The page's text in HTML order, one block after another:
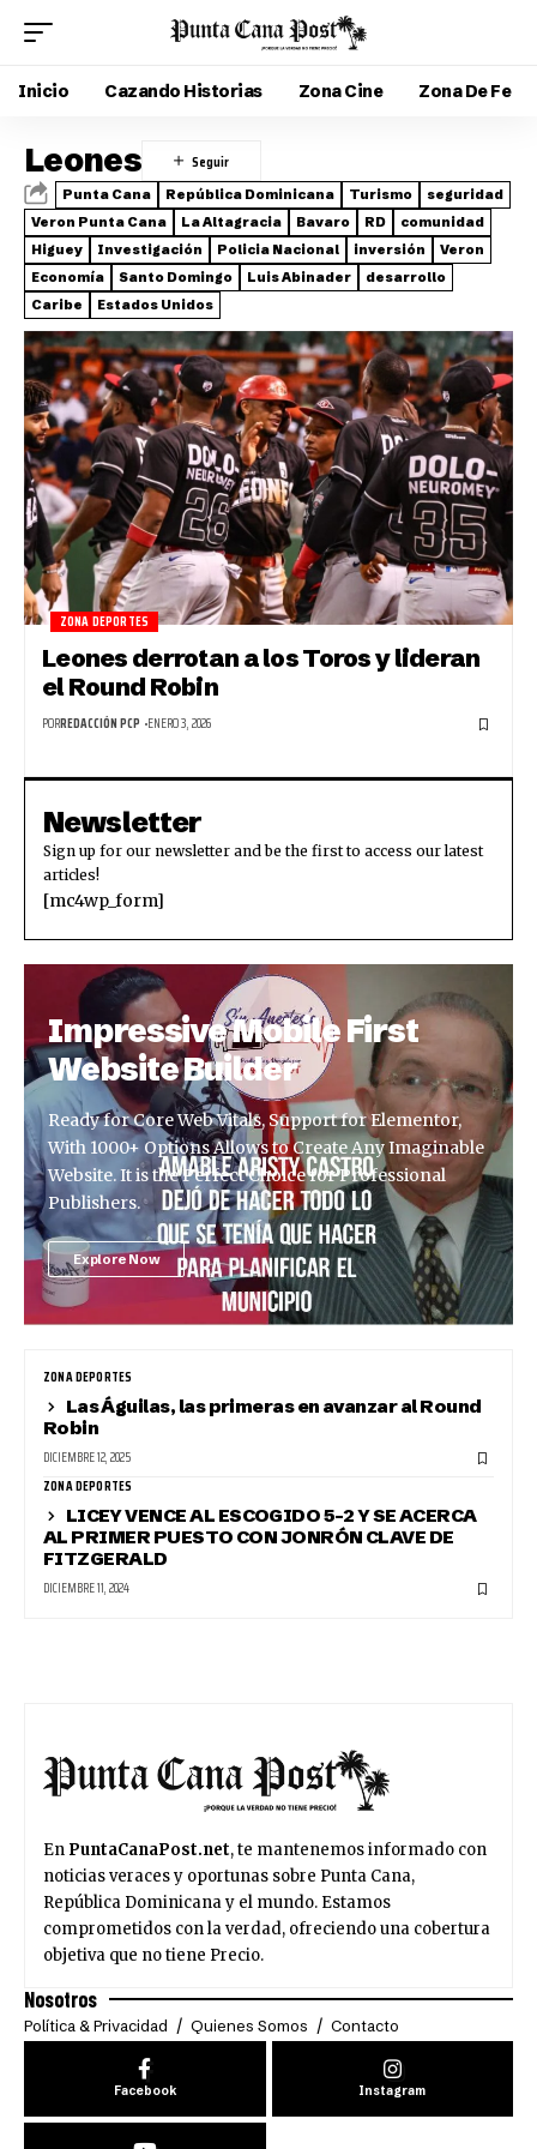
Inicio Cazando Historias Zona Cine Zona De Fe
Leones
Punta Cana República Dominicana Turismo
seguridad
Veron Punta Cana
La Altagracia Bavaro RD
comunidad
Higuey
Investigación Policia Nacional inversión
Veron
Economía
Santo Domingo Luis Abinader
desarrollo
Caribe
Estados Unidos
ZONA DEPORTES
Leones derrotan a los Toros y lideran
el Round Robin
PORREDACCIÓN PCP ENERO 3, 2026
Newsletter
Sign up for our newsletter and be the first to access our latest
articles!
[mc4wp_form]
Impressive Mobile First
Website Builder
Ready for Core Web Vitals, Support for Elementor,
With 1000+ Options Allows to Create Any Imaginable
Website. It is the Perfect Choice for Professional
Publishers.
Explore Now
ZONA DEPORTES
Las Águilas, las primeras en avanzar al Round
Robin
DICIEMBRE 12, 2025
ZONA DEPORTES
LICEY VENCE AL ESCOGIDO 5-2 Y SE ACERCA
AL PRIMER PUESTO CON JONRÓN CLAVE DE
FITZGERALD
DICIEMBRE 11, 2024
En PuntaCanaPost.net, te mantenemos informado con
noticias veraces y oportunas sobre Punta Cana,
República Dominicana y el mundo. Estamos
comprometidos con la verdad, ofreciendo una cobertura
objetiva que no tiene Precio.
Nosotros
Política & Privacidad Quienes Somos Contacto
Facebook Instagram